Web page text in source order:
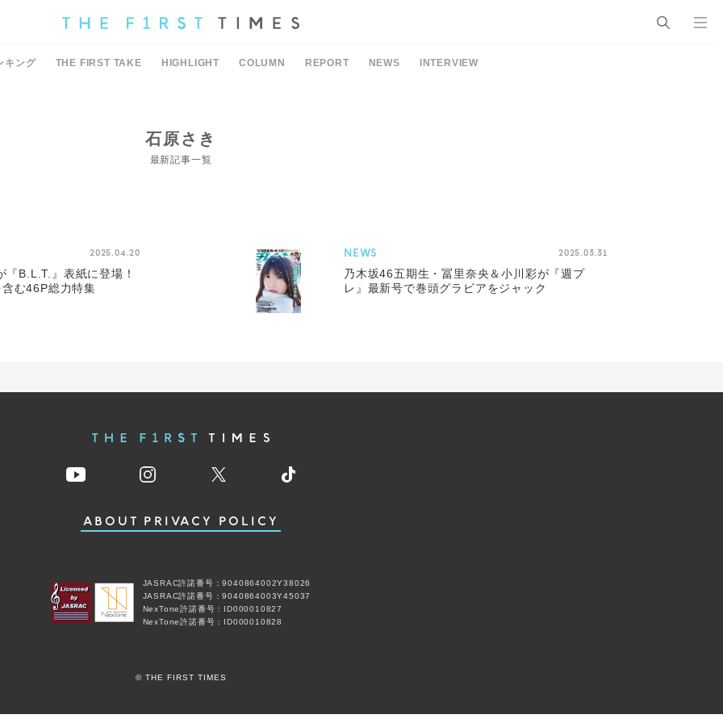
キング THE FIRST TAKE HIGHLIGHT COLUMN REPORT NEWS INTERVIEW
石原さき
最新記事一覧
2025.04.20
B.L.T.』表紙に登場！
む46P総力特集
NEWS 2025.03.31
乃木坂46五期生・冨里奈央＆小川彩が『週プ
レ』最新号で巻頭グラビアをジャック
ABOUT PRIVACY POLICY
JASRAC許諾番号：9040864002Y38026
JASRAC許諾番号：9040864003Y45037
NexTone許諾番号：ID000010827
NexTone許諾番号：ID000010828
© THE FIRST TIMES